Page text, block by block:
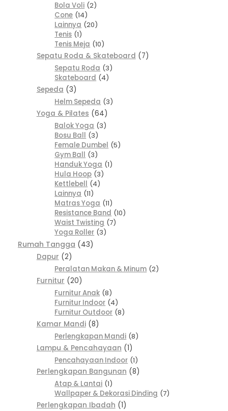
Bola Voli 2
Cone 14
Lainnya 20
Tenis 1
Tenis Meja 10
Sepatu Roda & Skateboard
7
Sepatu Roda 3
Skateboard 4
Sepeda
3
Helm Sepeda 3
Yoga & Pilates
64
Balok Yoga 3
Bosu Ball 3
Female Dumbel 5
Gym Ball 3
Handuk Yoga 1
Hula Hoop 3
Kettlebell 4
Lainnya 11
Matras Yoga 11
Resistance Band 10
Waist Twisting 7
Yoga Roller 3
Rumah Tangga 43
Dapur
2
Peralatan Makan & Minum 2
Furnitur
20
Furnitur Anak 8
Furnitur Indoor 4
Furnitur Outdoor 8
Kamar Mandi 8
Perlengkapan Mandi 8
Lampu & Pencahayaan
1
Pencahayaan Indoor 1
Perlengkapan Bangunan
8
Atap & Lantai 1
Wallpaper & Dekorasi Dinding 7
Perlengkapan Ibadah
1